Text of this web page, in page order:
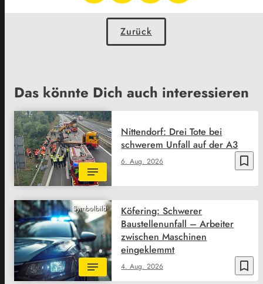
Zurück
Das könnte Dich auch interessieren
bookmark_border
6. Aug. 2026
Nittendorf: Drei Tote bei
schwerem Unfall auf der A3
Symbolbild
bookmark_border
4. Aug. 2026
Köfering: Schwerer
Baustellenunfall – Arbeiter
zwischen Maschinen
eingeklemmt